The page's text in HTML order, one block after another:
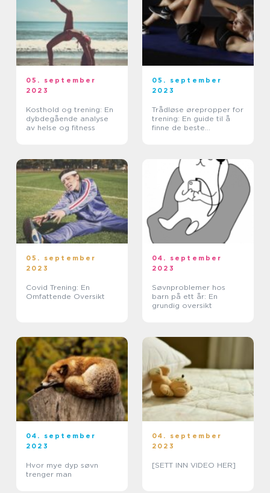
05. september
2023
Kosthold og trening: En
dybdegående analyse
av helse og fitness
05. september
2023
Trådløse ørepropper for
trening: En guide til å
finne de beste
05. september
2023
Covid Trening: En
Omfattende Oversikt
04. september
2023
Søvnproblemer hos
barn på ett år: En
grundig oversikt
04. september
2023
Hvor mye dyp søvn
trenger man
04. september
2023
[SETT INN VIDEO HER]